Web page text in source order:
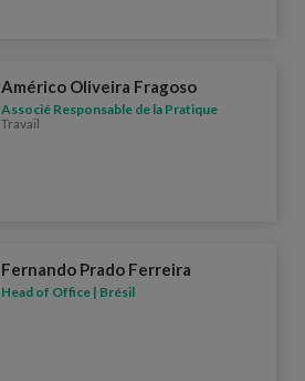
Américo Oliveira Fragoso
Associé Responsable de la Pratique
Travail
Fernando Prado Ferreira
Head of Office | Brésil